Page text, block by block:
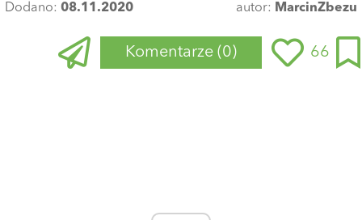
Dodano: 08.11.2020 autor: MarcinZbezu
Komentarze (0) 66